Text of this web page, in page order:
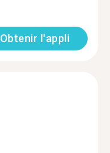
Obtenir l'appli